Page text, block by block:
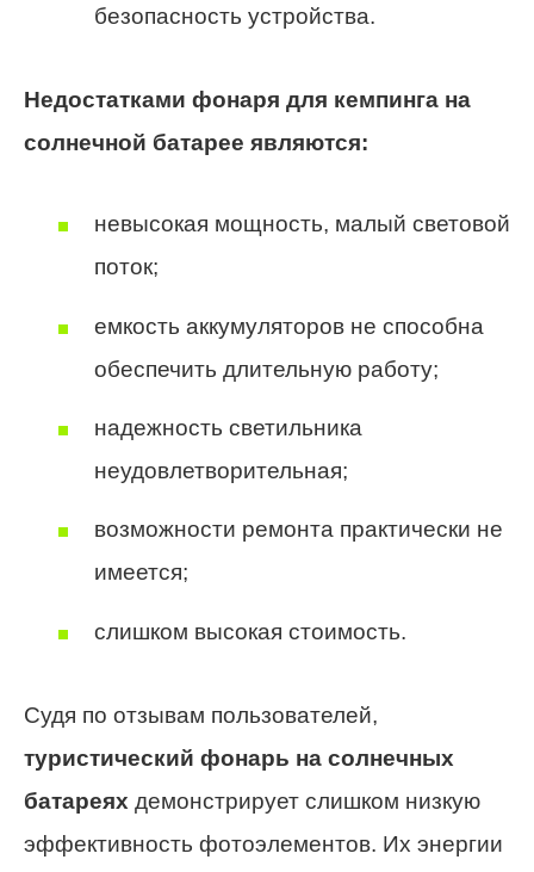
безопасность устройства.
Недостатками фонаря для кемпинга на
солнечной батарее являются:
невысокая мощность, малый световой
поток;
емкость аккумуляторов не способна
обеспечить длительную работу;
надежность светильника
неудовлетворительная;
возможности ремонта практически не
имеется;
слишком высокая стоимость.
Судя по отзывам пользователей,
туристический фонарь на солнечных
батареях демонстрирует слишком низкую
эффективность фотоэлементов. Их энергии